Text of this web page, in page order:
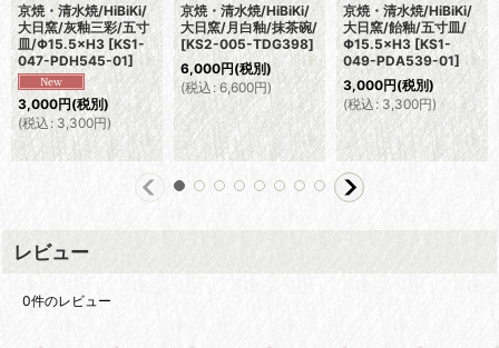
京焼・清水焼/HiBiKi/
大日窯/灰釉三彩/五寸
皿/Φ15.5×H3 [KS1-
047-PDH545-01]
3,000円(税別)
(税込: 3,300円)
京焼・清水焼/HiBiKi/
大日窯/月白釉/抹茶碗/
[KS2-005-TDG398]
6,000円(税別)
(税込 : 6,600円)
京焼・清水焼/HiBiKi/
大日窯/飴釉/五寸皿/
Φ15.5×H3 [KS1-
049-PDA539-01]
3,000円(税別)
(税込: 3,300円)
レビュー
0件のレビュー